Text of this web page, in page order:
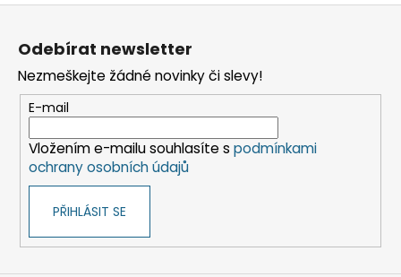
Z
Odebírat newsletter
Nezmeškejte žádné novinky či slevy!
E-mail
Vložením e-mailu souhlasíte s podmínkami
ochrany osobních údajů
PŘIHLÁSIT SE